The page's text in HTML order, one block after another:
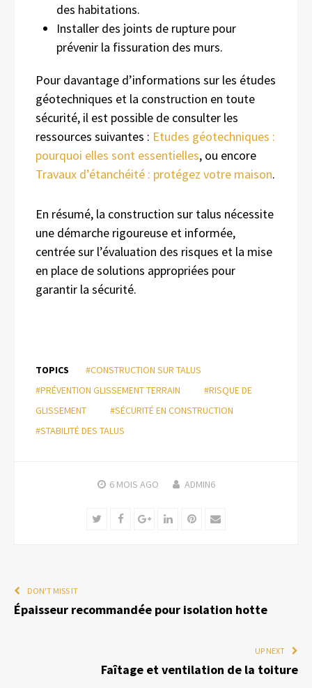
des habitations.
Installer des joints de rupture pour
prévenir la fissuration des murs.
Pour davantage d’informations sur les études
géotechniques et la construction en toute
sécurité, il est possible de consulter les
ressources suivantes : Etudes géotechniques :
pourquoi elles sont essentielles, ou encore
Travaux d’étanchéité : protégez votre maison.
En résumé, la construction sur talus nécessite
une démarche rigoureuse et informée,
centrée sur l’évaluation des risques et la mise
en place de solutions appropriées pour
garantir la sécurité.
TOPICS
#CONSTRUCTION SUR TALUS
#PRÉVENTION GLISSEMENT TERRAIN
#RISQUE DE
GLISSEMENT
#SÉCURITÉ EN CONSTRUCTION
#STABILITÉ DES TALUS
6 MOIS AGO ADMIN6
TwitterFacebookGoogle+LinkedInPinterest
Email
DON'T MISS IT
Épaisseur recommandée pour isolation hotte
UP NEXT
Faîtage et ventilation de la toiture